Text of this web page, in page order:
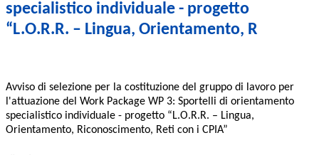
specialistico individuale - progetto
“L.O.R.R. – Lingua, Orientamento, R
Avviso di selezione per la costituzione del gruppo di lavoro per
l'attuazione del Work Package WP 3: Sportelli di orientamento
specialistico individuale - progetto “L.O.R.R. – Lingua,
Orientamento, Riconoscimento, Reti con i CPIA”